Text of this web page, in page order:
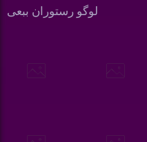
لوگو رستوران ببعی